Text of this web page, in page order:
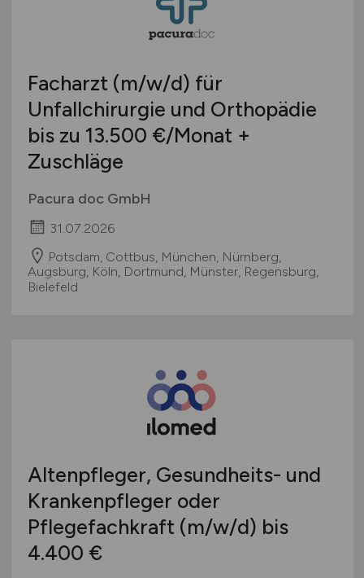
Facharzt (m/w/d) für
Unfallchirurgie und Orthopädie
bis zu 13.500 €/Monat +
Zuschläge
Pacura doc GmbH
31.07.2026
Potsdam, Cottbus, München, Nürnberg,
Augsburg, Köln, Dortmund, Münster, Regensburg,
Bielefeld
Altenpfleger, Gesundheits- und
Krankenpfleger oder
Pflegefachkraft (m/w/d) bis
4.400 €